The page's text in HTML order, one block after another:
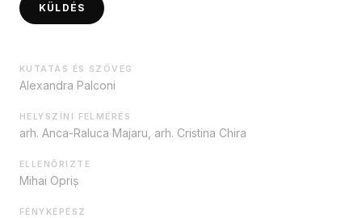
KÜLDÉS
KUTATÁS ÉS SZÖVEG
Alexandra Palconi
HELYSZÍNI FELMÉRÉS
arh. Anca-Raluca Majaru, arh. Cristina Chira
ELLENŐRIZTE
Mihai Opriș
FÉNYKÉPÉSZ